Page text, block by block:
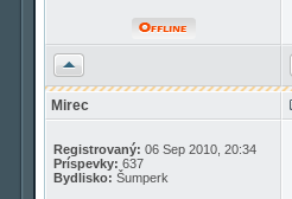
Hore
Mirec
Registrovaný: 06 Sep 2010, 20:34
Príspevky: 637
Bydlisko: Šumperk